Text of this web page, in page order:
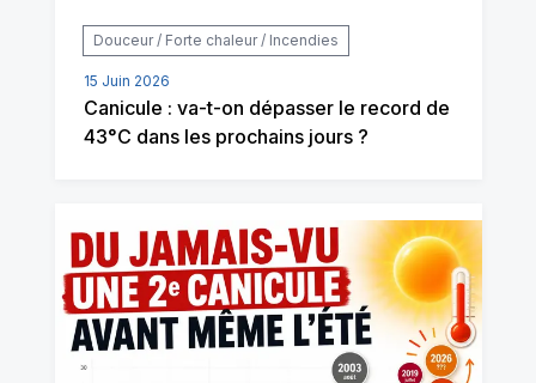
Douceur / Forte chaleur / Incendies
15 Juin 2026
Canicule : va-t-on dépasser le record de
43°C dans les prochains jours ?